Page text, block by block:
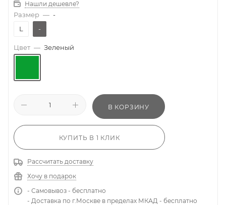
Нашли дешевле?
Размер — -
L
-
Цвет — Зеленый
В КОРЗИНУ
КУПИТЬ В 1 КЛИК
Рассчитать доставку
Хочу в подарок
- Самовывоз - бесплатно
- Доставка по г.Москве в пределах МКАД - бесплатно